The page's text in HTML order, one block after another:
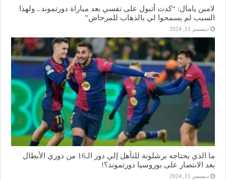
لامين يامال: “كدت أتبول على نفسي بعد مباراة دورتموند.. ولهذا
السبب لم يسمحوا لي بالذهاب للمرحاض”
ديسمبر 11, 2024
ما الذي يحتاجه برشلونة للتأهل إلي دور الـ16 من دوري الأبطال
بعد الانتصار على بوروسيا دورتموند؟!
ديسمبر 11, 2024